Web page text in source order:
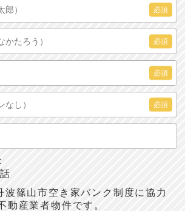
必須
必須
必須
必須
篠山市空き家バンク制度に協力
動産業者物件です。